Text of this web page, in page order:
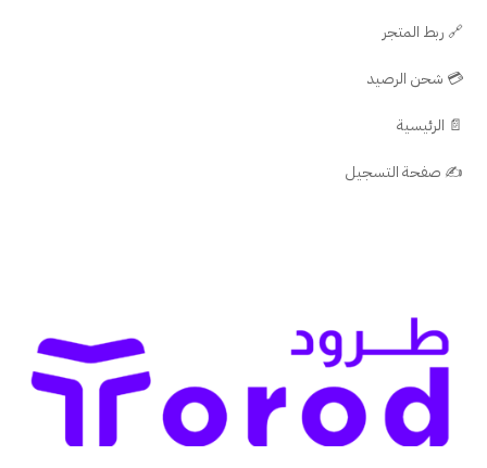
🔗 ربط المتجر
💳 شحن الرصيد
📄 الرئيسية
✍️ صفحة التسجيل